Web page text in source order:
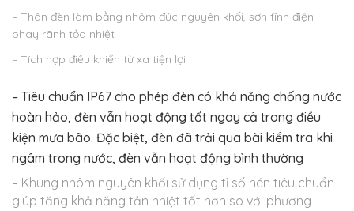
– Thân đèn làm bằng nhôm đúc nguyên khối, sơn tĩnh điện
phay rãnh tỏa nhiệt
– Tích hợp điều khiển từ xa tiện lợi
– Tiêu chuẩn IP67 cho phép đèn có khả năng chống nước
hoàn hảo, đèn vẫn hoạt động tốt ngay cả trong điều
kiện mưa bão. Đặc biệt, đèn đã trải qua bài kiểm tra khi
ngâm trong nước, đèn vẫn hoạt động bình thường
– Khung nhôm nguyên khối sử dụng tỉ số nén tiêu chuẩn
giúp tăng khả năng tản nhiệt tốt hơn so với phương